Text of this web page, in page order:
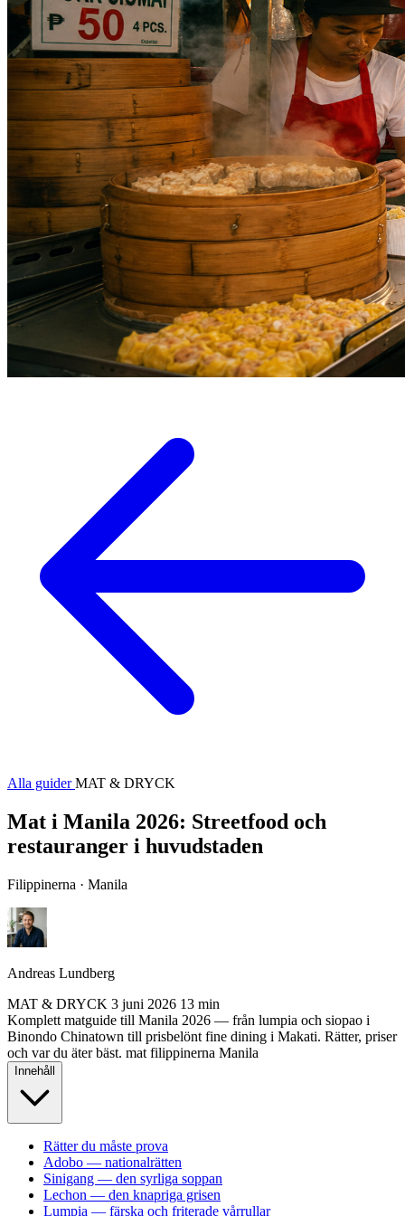
Alla guiderMAT & DRYCK
Mat i Manila 2026: Streetfood och
restauranger i huvudstaden
Filippinerna · Manila
Andreas Lundberg
MAT & DRYCK 3 juni 2026 13 min
Komplett matguide till Manila 2026 — från lumpia och siopao i
Binondo Chinatown till prisbelönt fine dining i Makati. Rätter, priser
och var du äter bäst. mat filippinerna Manila
Innehåll
Rätter du måste prova
Adobo — nationalrätten
Sinigang — den syrliga soppan
Lechon — den knapriga grisen
Lumpia — färska och friterade vårrullar